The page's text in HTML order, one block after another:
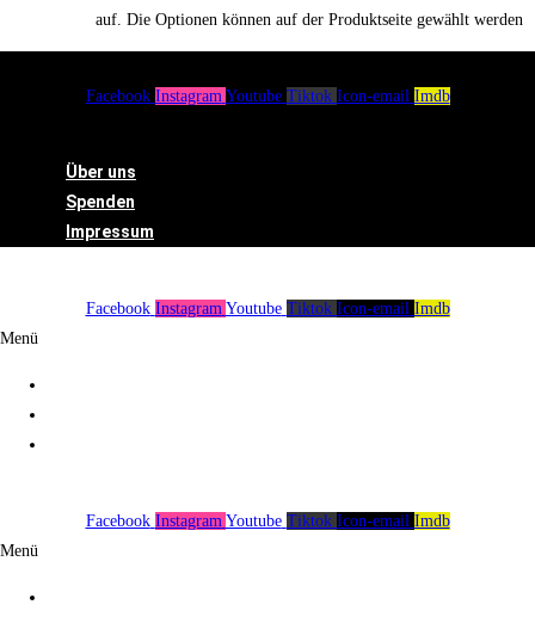
auf. Die Optionen können auf der Produktseite gewählt werden
Facebook Instagram Youtube Tiktok Icon-email Imdb
Über uns
Spenden
Impressum
Facebook Instagram Youtube Tiktok Icon-email Imdb
Menü
Facebook Instagram Youtube Tiktok Icon-email Imdb
Menü